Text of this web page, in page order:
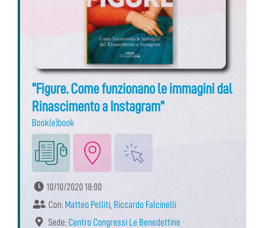
“Figure. Come funzionano le immagini dal
Rinascimento a Instagram”
Book(e)book
10/10/2020 18:00
Con: Matteo Pelliti, Riccardo Falcinelli
Sede: Centro Congressi Le Benedettine